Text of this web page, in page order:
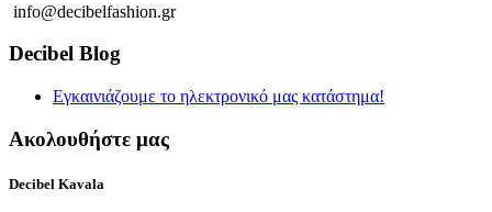
info@decibelfashion.gr
Decibel Blog
Εγκαινιάζουμε το ηλεκτρονικό μας κατάστημα!
Ακολουθήστε μας
Decibel Kavala